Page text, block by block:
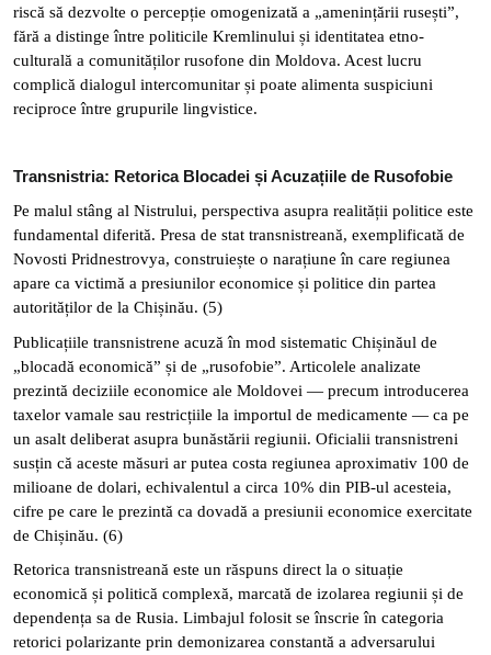
riscă să dezvolte o percepție omogenizată a „amenințării rusești”,
fără a distinge între politicile Kremlinului și identitatea etno-
culturală a comunităților rusofone din Moldova. Acest lucru
complică dialogul intercomunitar și poate alimenta suspiciuni
reciproce între grupurile lingvistice.
Transnistria: Retorica Blocadei și Acuzațiile de Rusofobie
Pe malul stâng al Nistrului, perspectiva asupra realității politice este
fundamental diferită. Presa de stat transnistreană, exemplificată de
Novosti Pridnestrovya, construiește o narațiune în care regiunea
apare ca victimă a presiunilor economice și politice din partea
autorităților de la Chișinău. (5)
Publicațiile transnistrene acuză în mod sistematic Chișinăul de
„blocadă economică” și de „rusofobie”. Articolele analizate
prezintă deciziile economice ale Moldovei — precum introducerea
taxelor vamale sau restricțiile la importul de medicamente — ca pe
un asalt deliberat asupra bunăstării regiunii. Oficialii transnistreni
susțin că aceste măsuri ar putea costa regiunea aproximativ 100 de
milioane de dolari, echivalentul a circa 10% din PIB-ul acesteia,
cifre pe care le prezintă ca dovadă a presiunii economice exercitate
de Chișinău. (6)
Retorica transnistreană este un răspuns direct la o situație
economică și politică complexă, marcată de izolarea regiunii și de
dependența sa de Rusia. Limbajul folosit se înscrie în categoria
retorici polarizante prin demonizarea constantă a adversarului